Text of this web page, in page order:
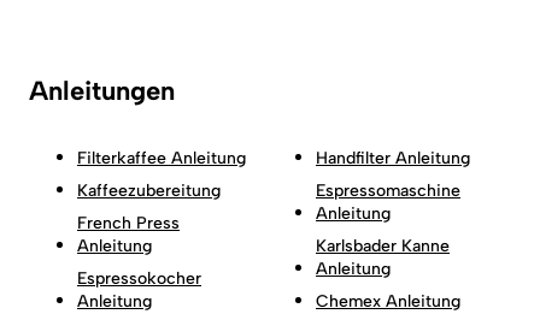
Anleitungen
Filterkaffee Anleitung
Kaffeezubereitung
French Press
Anleitung
Espressokocher
Anleitung
Handfilter Anleitung
Espressomaschine
Anleitung
Karlsbader Kanne
Anleitung
Chemex Anleitung